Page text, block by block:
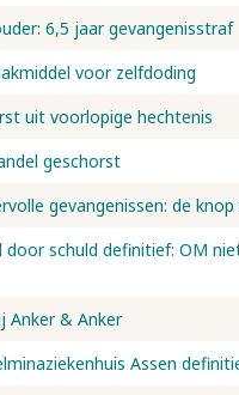
6,5 jaar gevangenisstraf
voor zelfdoding
uit voorlopige hechtenis
geschorst
gevangenissen: de
door schuld definitief: OM
Anker & Anker
Assen